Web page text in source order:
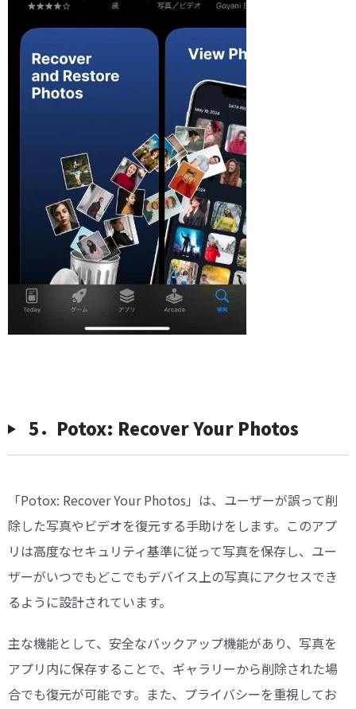
5．Potox: Recover Your Photos
「Potox: Recover Your Photos」は、ユーザーが誤って削
除した写真やビデオを復元する手助けをします。このアプ
リは高度なセキュリティ基準に従って写真を保存し、ユー
ザーがいつでもどこでもデバイス上の写真にアクセスでき
るように設計されています。
主な機能として、安全なバックアップ機能があり、写真を
アプリ内に保存することで、ギャラリーから削除された場
合でも復元が可能です。また、プライバシーを重視してお